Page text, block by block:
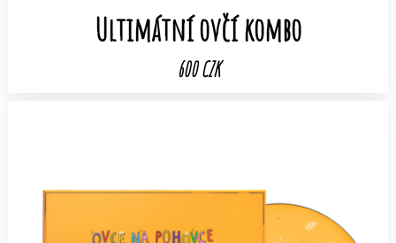
Ultimátní ovčí kombo
600 CZK